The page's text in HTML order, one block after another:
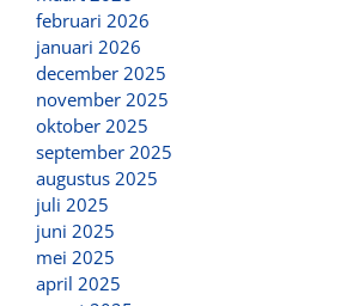
februari 2026
januari 2026
december 2025
november 2025
oktober 2025
september 2025
augustus 2025
juli 2025
juni 2025
mei 2025
april 2025